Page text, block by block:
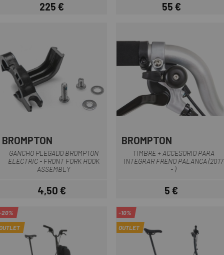
Precio
225 € Precio
55 €
BROMPTON
GANCHO PLEGADO BROMPTON
ELECTRIC - FRONT FORK HOOK
ASSEMBLY
Precio
4,50 €
BROMPTON
TIMBRE + ACCESORIO PARA
INTEGRAR FRENO PALANCA (2017
- )
Precio
5 €
20% -10%
OUTLET